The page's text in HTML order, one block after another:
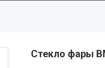
Стекло фары